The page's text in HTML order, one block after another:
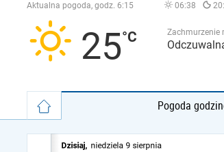
Aktualna pogoda, godz. 6:15 06:38
25 Zachmurzenie
Pogoda